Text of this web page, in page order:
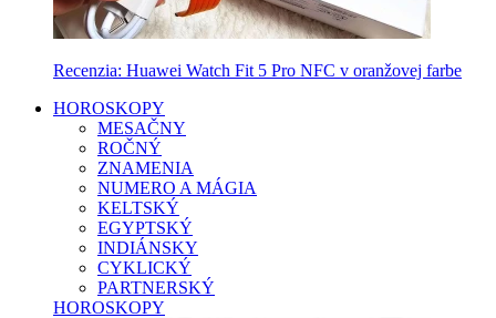
Recenzia: Huawei Watch Fit 5 Pro NFC v oranžovej farbe
HOROSKOPY
MESAČNY
ROČNÝ
ZNAMENIA
NUMERO A MÁGIA
KELTSKÝ
EGYPTSKÝ
INDIÁNSKY
CYKLICKÝ
PARTNERSKÝ
HOROSKOPY